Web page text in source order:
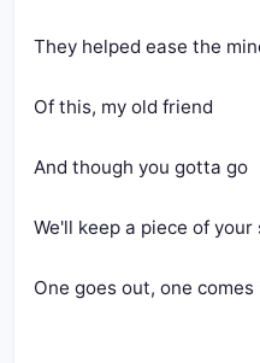
They helped ease the
Of this, my old friend
And though you gotta go
We'll keep a piece of your
One goes out, one comes